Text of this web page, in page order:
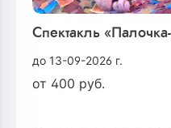
Спектакль
до 13-09-2026 г.
от 400 руб.